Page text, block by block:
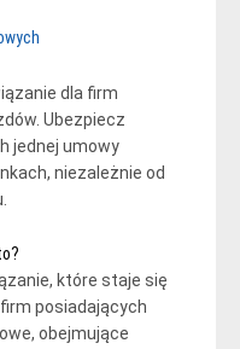
dla firm
Ubezpiecz
jednej umowy
niezależnie od
które staje się
posiadających
obejmujące